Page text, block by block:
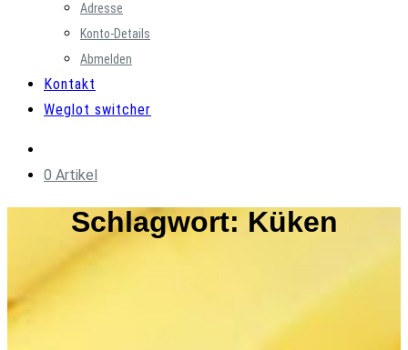
Adresse
Konto-Details
Abmelden
Kontakt
Weglot switcher
0 Artikel
Schlagwort: Küken